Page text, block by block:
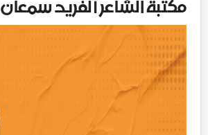
مكتبة الشاعر ألفريد سمعان